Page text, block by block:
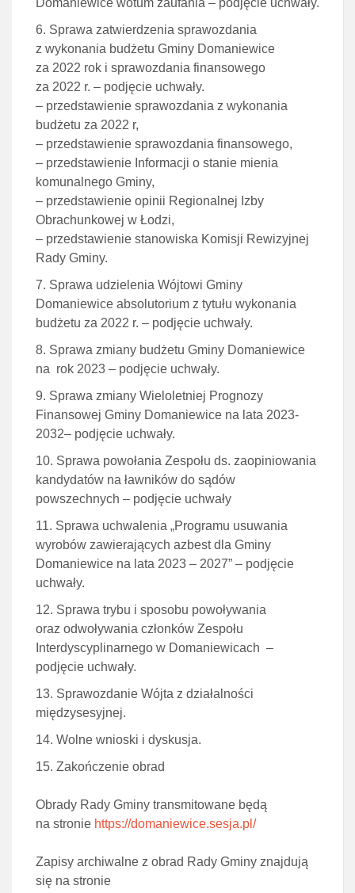
Sprawa zatwierdzenia sprawozdania
z wykonania budżetu Gminy Domaniewice
za 2022 rok i sprawozdania finansowego
za 2022 r. – podjęcie uchwały.
– przedstawienie sprawozdania z wykonania
budżetu za 2022 r,
– przedstawienie sprawozdania finansowego,
– przedstawienie Informacji o stanie mienia
komunalnego Gminy,
– przedstawienie opinii Regionalnej Izby
Obrachunkowej w Łodzi,
– przedstawienie stanowiska Komisji Rewizyjnej
Rady Gminy.
Sprawa udzielenia Wójtowi Gminy
Domaniewice absolutorium z tytułu wykonania
budżetu za 2022 r. – podjęcie uchwały.
Sprawa zmiany budżetu Gminy Domaniewice
na rok 2023 – podjęcie uchwały.
Sprawa zmiany Wieloletniej Prognozy
Finansowej Gminy Domaniewice na lata 2023-
2032– podjęcie uchwały.
Sprawa powołania Zespołu ds. zaopiniowania
kandydatów na ławników do sądów
powszechnych – podjęcie uchwały
Sprawa uchwalenia „Programu usuwania
wyrobów zawierających azbest dla Gminy
Domaniewice na lata 2023 – 2027” – podjęcie
uchwały.
Sprawa trybu i sposobu powoływania
oraz odwoływania członków Zespołu
Interdyscyplinarnego w Domaniewicach –
podjęcie uchwały.
Sprawozdanie Wójta z działalności
międzysesyjnej.
Wolne wnioski i dyskusja.
Zakończenie obrad
Obrady Rady Gminy transmitowane będą
na stronie https://domaniewice.sesja.pl/
Zapisy archiwalne z obrad Rady Gminy znajdują
się na stronie